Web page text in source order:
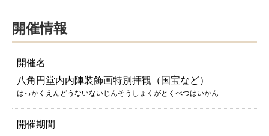
開催情報
開催名
八角円堂内内陣装飾画特別拝観（国宝など）
はっかくえんどうないないじんそうしょくがとくべつはいかん
開催期間